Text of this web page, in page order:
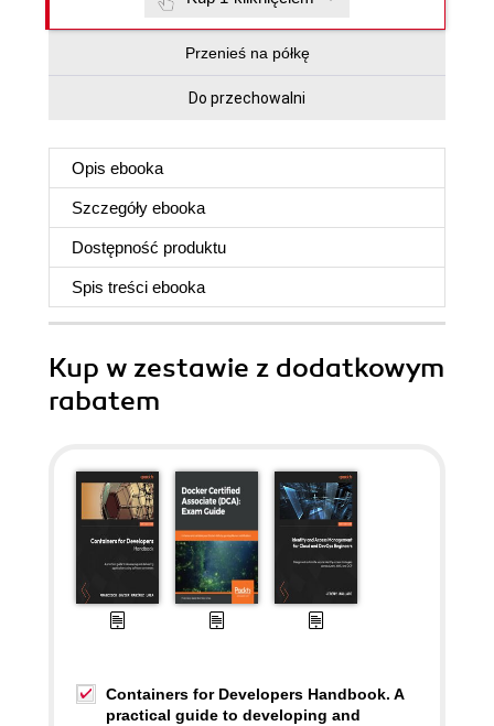
Przenieś na półkę
Do przechowalni
Opis ebooka
Szczegóły ebooka
Dostępność produktu
Spis treści ebooka
Kup w zestawie z dodatkowym
rabatem
Containers for Developers Handbook. A
practical guide to developing and